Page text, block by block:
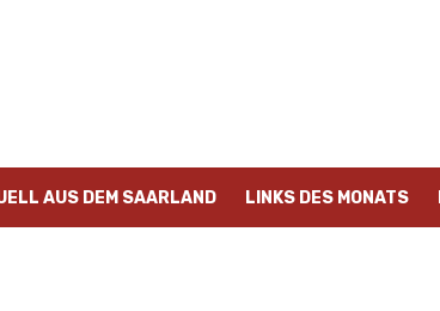
AUS DEM SAARLAND LINKS DES MONATS